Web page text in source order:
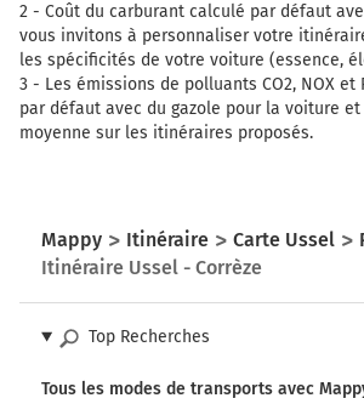
2 - Coût du carburant calculé par défaut
vous invitons à personnaliser votre
les spécificités de votre voiture (essence,
3 - Les émissions de polluants CO2, NOX et
par défaut avec du gazole pour la voiture
moyenne sur les itinéraires proposés.
Mappy Itinéraire Carte Ussel
Itinéraire Ussel - Corrèze
Top Recherches
Tous les modes de transports avec